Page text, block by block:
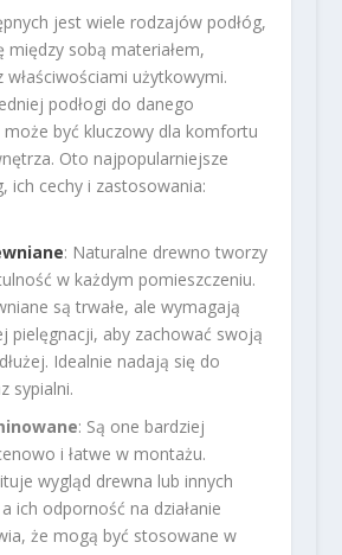
jest wiele rodzajów podłóg,
między sobą materiałem,
użytkowymi.
podłogi do danego
może być kluczowy dla komfortu
Oto najpopularniejsze
ich cechy i zastosowania:
: Naturalne drewno tworzy
w każdym pomieszczeniu.
są trwałe, ale wymagają
pielęgnacji, aby zachować swoją
Idealnie nadają się do
sypialni.
: Są one bardziej
i łatwe w montażu.
wygląd drewna lub innych
ich odporność na działanie
że mogą być stosowane w